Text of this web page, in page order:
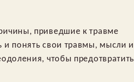
приведшие к травме
и понять свои травмы, мысли и
чтобы предотвратить